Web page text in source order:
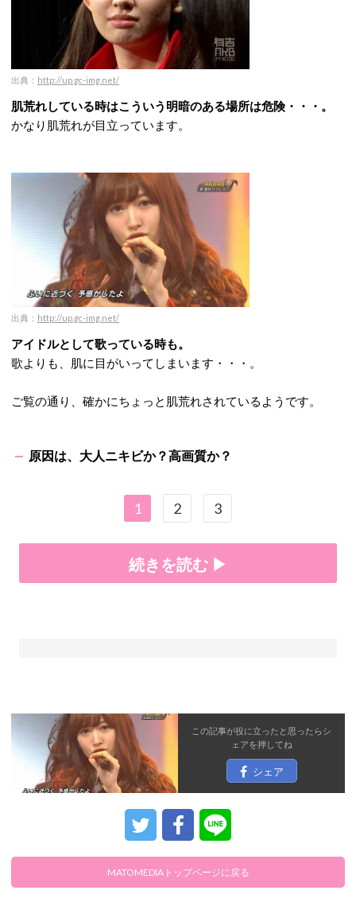
出典： http://up.gc-img.net/
肌荒れしている時はこういう明暗のある場所は危険・・・。
かなり肌荒れが目立っています。
出典： http://up.gc-img.net/
アイドルとして歌っている時も。
歌よりも、肌に目がいってしまいます・・・。
ご覧の通り、確かにちょっと肌荒れされているようです。
原因は、大人ニキビか？高画質か？
1 2 3
続きを読む ▶
この記事が役に立ったと思ったらシ
ェアを押してね
シェア
MATOMEDIAトップページに戻る